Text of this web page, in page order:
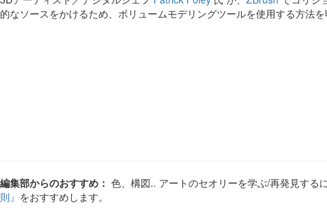
的なソースをかけるため、ボリュームモデリングツールを使用する方法
編集部からのおすすめ： 色、構図.. アートのセオリーを学ぶ/再発見する
則』 をおすすめします。